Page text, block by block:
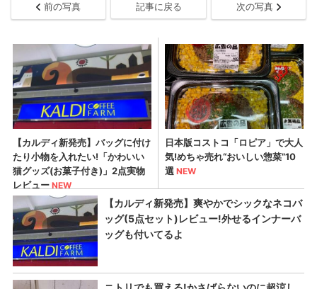
前の写真 記事に戻る 次の写真